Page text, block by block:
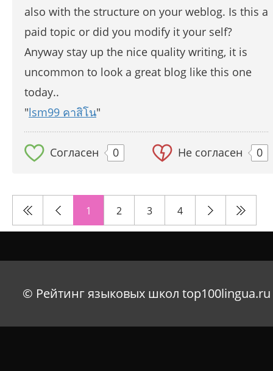
also with the structure on your weblog. Is this a
paid topic or did you modify it your self?
Anyway stay up the nice quality writing, it is
uncommon to look a great blog like this one
today..
"lsm99 คาสิโน"
Согласен 0 Не согласен 0
1 2 3 4
© Рейтинг языковых школ top100lingua.ru